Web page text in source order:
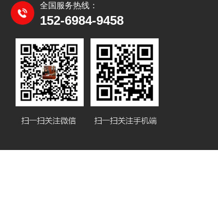
全国服务热线：
152-6984-9458